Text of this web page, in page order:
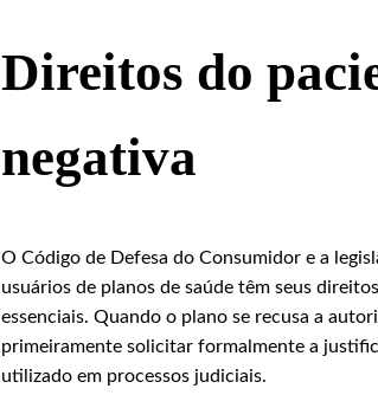
Direitos do
negativa
O Código de Defesa do Consumidor e a
usuários de planos de saúde têm seus
essenciais. Quando o plano se recusa a
primeiramente solicitar formalmente a
utilizado em processos judiciais.